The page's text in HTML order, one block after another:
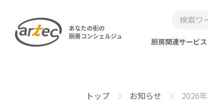
あなたの街の
厨房コンシェルジュ
厨房関連サービス
トップ お知らせ 2026